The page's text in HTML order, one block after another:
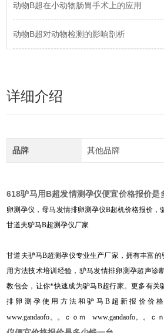
动物B超在小动物肠胃手术上的应用
动物B超对动物检测的影响剖析
详细介绍
品牌 其他品牌
618驴马用B超发情测孕仪便宜价格报价是
卵测孕仪，母马发情排卵测孕仪B超机价格报价，
甘道夫驴马B超测孕仪厂家
甘道夫驴马B超测孕仪专业生产厂家，拥有丰富
用方法技术培训经验，驴马发情排卵测孕超声诊
教包会，让你*快速成为驴马B超行家。更多有关
排卵测孕使用方法和驴马B超新报价价
www.gandaofo。。ｃｏｍ www.gandaofo。。ｃｎ